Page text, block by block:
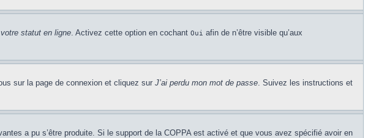
statut en ligne. Activez cette option en cochant Oui afin de n’être visible qu’aux
sur la page de connexion et cliquez sur J’ai perdu mon mot de passe. Suivez les instructions et
a pu s’être produite. Si le support de la COPPA est activé et que vous avez spécifié avoir en